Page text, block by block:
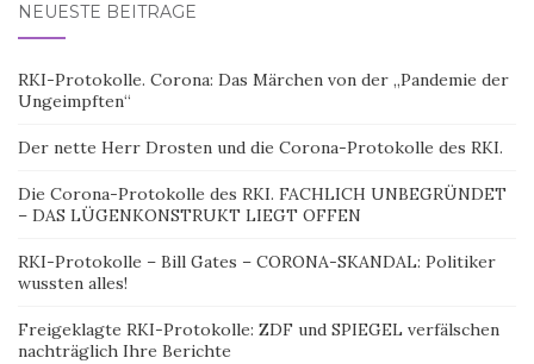
NEUESTE BEITRÄGE
RKI-Protokolle. Corona: Das Märchen von der „Pandemie der
Ungeimpften“
Der nette Herr Drosten und die Corona-Protokolle des RKI.
Die Corona-Protokolle des RKI. FACHLICH UNBEGRÜNDET
– DAS LÜGENKONSTRUKT LIEGT OFFEN
RKI-Protokolle – Bill Gates – CORONA-SKANDAL: Politiker
wussten alles!
Freigeklagte RKI-Protokolle: ZDF und SPIEGEL verfälschen
nachträglich Ihre Berichte